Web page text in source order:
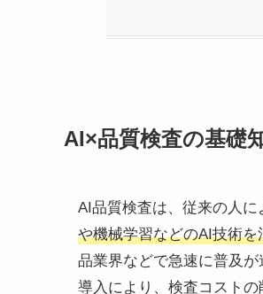
AI×品質検査の基礎
AI品質検査は、従来の人に
や機械学習などのAI技術
品業界などで急速に普及
導入により、検査コスト